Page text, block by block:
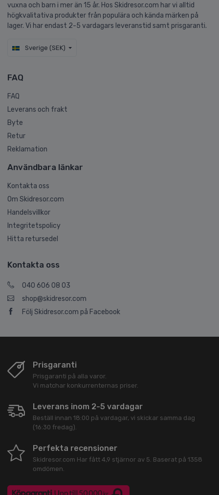
vuxna och barn i mer än 15 år. Hos Skidresor.com har vi alltid
högkvalitativa produkter från populära och kända märken på
lager. Vi har endast 2-5 vardagars leveranstid samt prisgaranti.
Sverige (SEK)
FAQ
FAQ
Leverans och frakt
Byte
Retur
Reklamation
Användbara länkar
Kontakta oss
Om Skidresor.com
Handelsvillkor
Integritetspolicy
Hitta retursedel
Kontakta oss
040 606 08 03
shop@skidresor.com
Följ Skidresor.com på Facebook
Prisgaranti
Prisgaranti på alla varor.
Vi matchar konkurrenternas priser.
Leverans inom 2-5 vardagar
Beställ innan 18:00 på vardagar, vi skickar samma dag
(16:30 fredag).
Perfekta recensioner
Skidresor.com Har fått 4,9 stjärnor av 5 . Baserat på 1358
omdömen.